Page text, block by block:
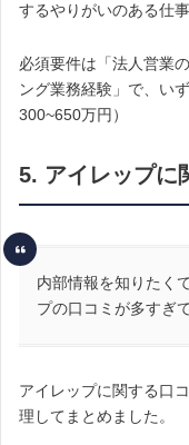
するやりがいのある仕事
必須要件は「法人営業
ング業務経験」で、い
300~650万円）
5. アイレップに
内部情報を知りたく
プの口コミが多すぎ
アイレップに関する口
理してまとめました。